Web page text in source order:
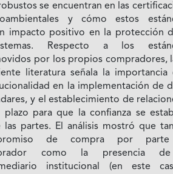
se encuentran en las
y cómo estos
impacto positivo en la protección
Respecto a los
por los propios compradores,
literatura señala la importancia
en la implementación de
y el establecimiento de
plazo para que la confianza se
las partes. El análisis mostró que
de compra por
como la presencia
institucional (en este